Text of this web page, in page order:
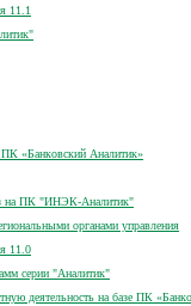
11.1
«Банковский Аналитик»
на ПК "ИНЭК-Аналитик"
органами управления
11.0
серии "Аналитик"
деятельность на базе ПК